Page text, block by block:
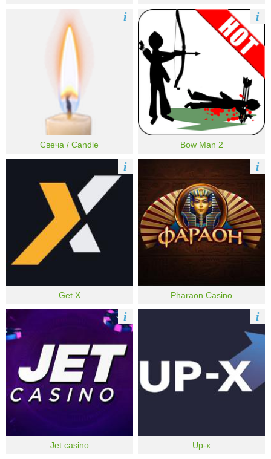
Свеча / Candle
i
Bow Man 2
i
Get X
i
Pharaon Casino
i
Jet casino
i
Up-x
i